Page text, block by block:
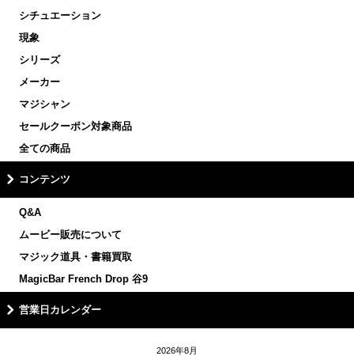
シチュエーション
現象
シリーズ
メーカー
マジシャン
セールクーポン対象商品
全ての商品
コンテンツ
Q&A
ムービー販売について
マジック道具・書籍買取
MagicBar French Drop 谷9
営業日カレンダー
2026年8月